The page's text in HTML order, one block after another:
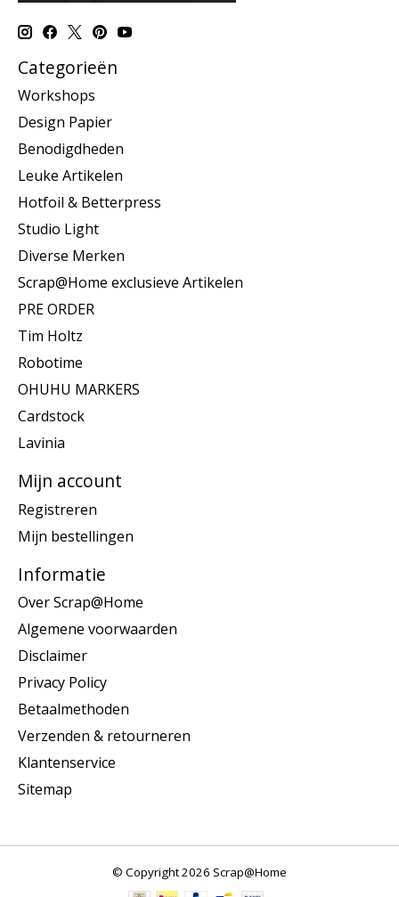
Categorieën
Workshops
Design Papier
Benodigdheden
Leuke Artikelen
Hotfoil & Betterpress
Studio Light
Diverse Merken
Scrap@Home exclusieve Artikelen
PRE ORDER
Tim Holtz
Robotime
OHUHU MARKERS
Cardstock
Lavinia
Mijn account
Registreren
Mijn bestellingen
Informatie
Over Scrap@Home
Algemene voorwaarden
Disclaimer
Privacy Policy
Betaalmethoden
Verzenden & retourneren
Klantenservice
Sitemap
© Copyright 2026 Scrap@Home